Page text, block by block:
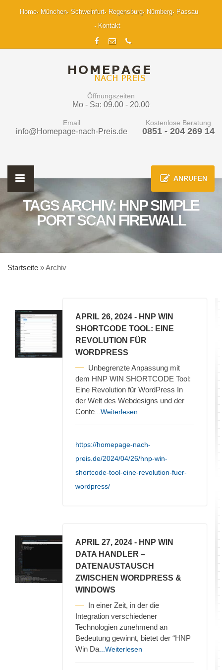
Home München Schweinfurt Regensburg Nürnberg
Passau
Kontakt
Öffnungszeiten
Mo - Sa: 09.00 - 20.00
Email
info@Homepage-nach-Preis.de
Kostenlose Beratung
0851 - 204 269 14
ANRUFEN
TAGS ARCHIV: HNP SIMPLE
PORT SCAN FIREWALL
Startseite »Archiv
APRIL 26, 2024 - HNP WIN
SHORTCODE TOOL: EINE
REVOLUTION FÜR
WORDPRESS
Unbegrenzte Anpassung mit
dem HNP WIN SHORTCODE Tool:
Eine Revolution für WordPress In
der Welt des Webdesigns und der
Conte ...Weiterlesen
https://homepage-nach-
preis.de/2024/04/26/hnp-win-
shortcode-tool-eine-revolution-fuer-
wordpress/
APRIL 27, 2024 - HNP WIN
DATA HANDLER –
DATENAUSTAUSCH
ZWISCHEN WORDPRESS &
WINDOWS
In einer Zeit, in der die
Integration verschiedener
Technologien zunehmend an
Bedeutung gewinnt, bietet der “HNP
Win Da ...Weiterlesen